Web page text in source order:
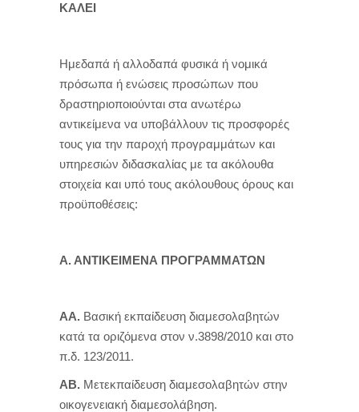
ΚΑΛΕΙ
Ημεδαπά ή αλλοδαπά φυσικά ή νομικά
πρόσωπα ή ενώσεις προσώπων που
δραστηριοποιούνται στα ανωτέρω
αντικείμενα να υποβάλλουν τις προσφορές
τους για την παροχή προγραμμάτων και
υπηρεσιών διδασκαλίας με τα ακόλουθα
στοιχεία και υπό τους ακόλουθους όρους και
προϋποθέσεις:
Α. ΑΝΤΙΚΕΙΜΕΝΑ ΠΡΟΓΡΑΜΜΑΤΩΝ
ΑΑ. Βασική εκπαίδευση διαμεσολαβητών
κατά τα οριζόμενα στον ν.3898/2010 και στο
π.δ. 123/2011.
ΑΒ. Μετεκπαίδευση διαμεσολαβητών στην
οικογενειακή διαμεσολάβηση.